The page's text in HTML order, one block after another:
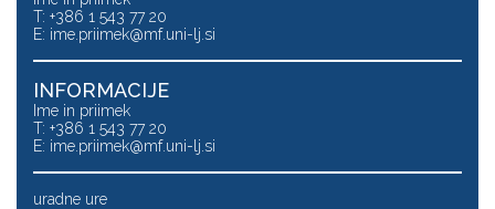
T: +386 1 543 77 20
E: ime.priimek@mf.uni-lj.si
INFORMACIJE
Ime in priimek
T: +386 1 543 77 20
E: ime.priimek@mf.uni-lj.si
uradne ure